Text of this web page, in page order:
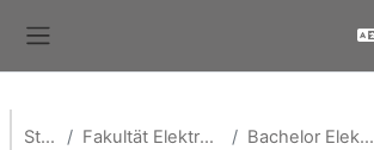
Startseite Fakultät Elektrotechnik und Medientechnik Bachelor Elektro- & Informationstechnik